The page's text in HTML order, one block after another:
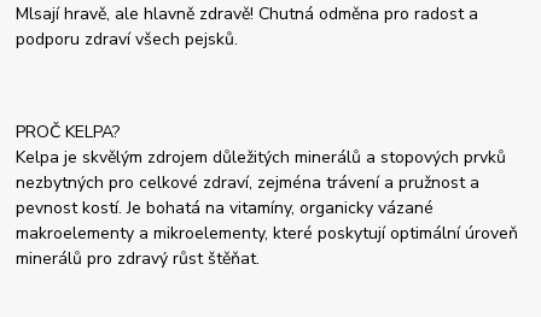
Mlsají hravě, ale hlavně zdravě! Chutná odměna pro radost a
podporu zdraví všech pejsků.
PROČ KELPA?
Kelpa je skvělým zdrojem důležitých minerálů a stopových prvků
nezbytných pro celkové zdraví, zejména trávení a pružnost a
pevnost kostí. Je bohatá na vitamíny, organicky vázané
makroelementy a mikroelementy, které poskytují optimální úroveň
minerálů pro zdravý růst štěňat.